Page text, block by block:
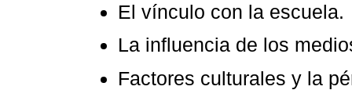
El vínculo con la escuela.
La influencia de los
Factores culturales y la